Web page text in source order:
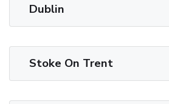
Dublin
Stoke On Trent